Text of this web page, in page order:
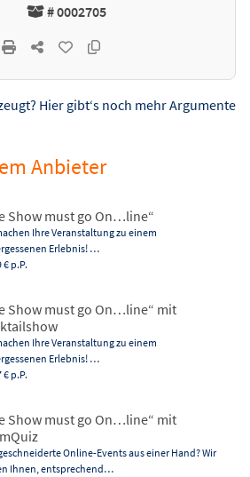
# 0002705
Hier gibt‘s noch mehr Argumente
Anbieter
Show must go On…line“
Ihre Veranstaltung zu einem
Erlebnis! …
€ p.P.
Show must go On…line“ mit
Ihre Veranstaltung zu einem
Erlebnis! …
€ p.P.
Show must go On…line“ mit
Online-Events aus einer Hand? Wir
Ihnen, entsprechend…